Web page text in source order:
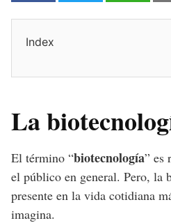
Index
La
El término “biotecnología” es
el público en general. Pero, la
presente en la vida cotidiana
imagina.